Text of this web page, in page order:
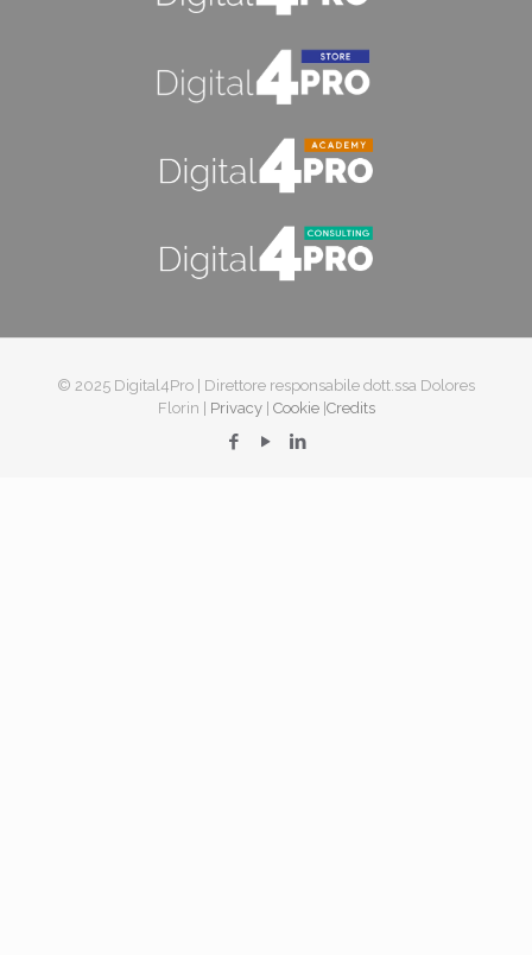
© 2025 Digital4Pro | Direttore responsabile dott.ssa Dolores
Florin | Privacy| Cookie| Credits